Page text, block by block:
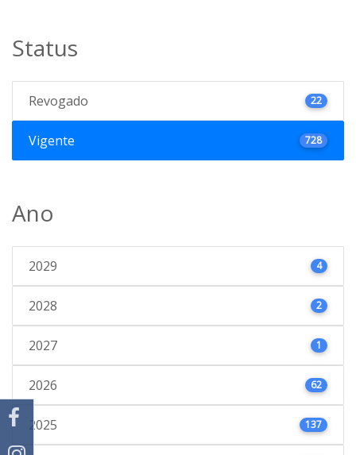
Status
Revogado 22
Vigente 728
Ano
2029 4
2028 2
2027 1
2026 62
2025 137